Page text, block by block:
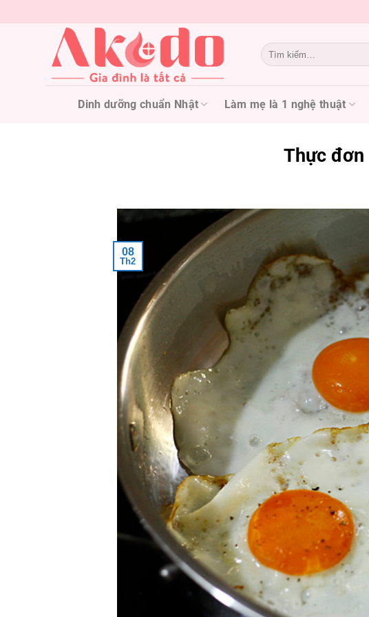
đến
Tìm
kiếm:
Dinh dưỡng chuẩn Nhật Làm mẹ là 1 nghệ thuật
Thực đơn
08
Th2